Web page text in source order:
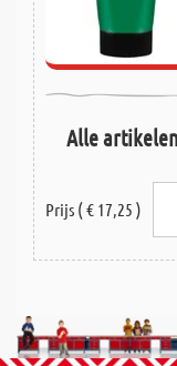
Alle
Prijs ( € 17,25 )